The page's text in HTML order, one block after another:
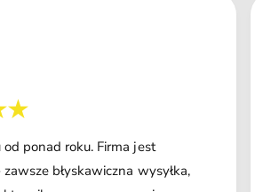
ponad roku. Firma jest
błyskawiczna wysyłka,